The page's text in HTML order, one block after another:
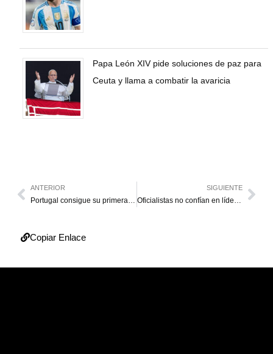
Papa León XIV pide soluciones de paz para
Ceuta y llama a combatir la avaricia
ANTERIOR
Portugal consigue su primera Eurocopa con gol de Éder
SIGUIENTE
Oficialistas no confían en líderes de iglesia para el diálogo
Copiar Enlace